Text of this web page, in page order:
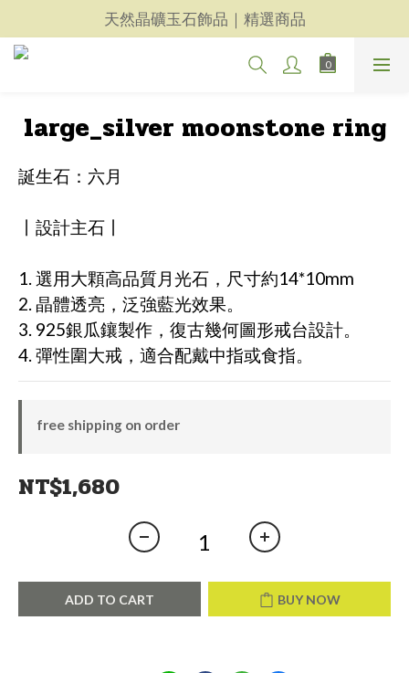
天然晶礦玉石飾品｜精選商品
天然晶礦玉石飾品｜精選商品
每一件都用心｜新品上架
large_silver moonstone ring
誕生石：六月
丨設計主石丨
1. 選用大顆高品質月光石，尺寸約14*10mm
2. 晶體透亮，泛強藍光效果。
3. 925銀瓜鑲製作，復古幾何圖形戒台設計。
4. 彈性圍大戒，適合配戴中指或食指。
free shipping on order
NT$1,680
ADD TO CART BUY NOW